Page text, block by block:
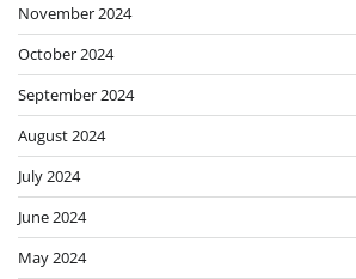
November 2024
October 2024
September 2024
August 2024
July 2024
June 2024
May 2024